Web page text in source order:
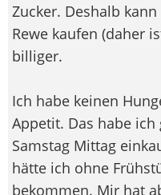
Zucker. Deshalb
Rewe kaufen (daher
billiger.
Ich habe keinen
Appetit. Das habe
Samstag Mittag
hätte ich ohne
bekommen. Mir hat